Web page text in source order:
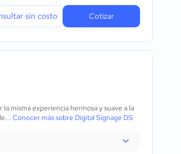
sin costo Cotizar
misma experiencia hermosa y suave a la
Conocer más sobre Digital Signage DS